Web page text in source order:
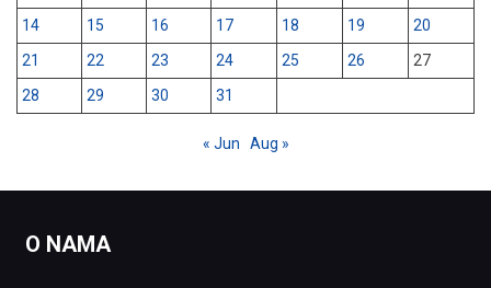
14
15 16 17 18 19
20
21
22 23 24 25 26
27
28
29 30 31
« Jun Aug »
O NAMA